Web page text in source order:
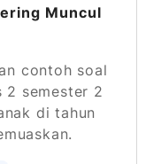
Muncul
contoh soal
2 semester 2
di tahun